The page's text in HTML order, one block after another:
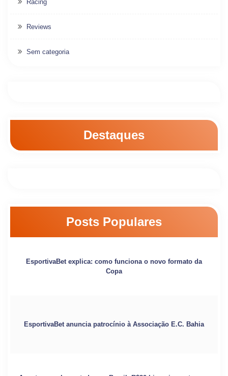
Racing
Reviews
Sem categoria
Destaques
Posts Populares
EsportivaBet explica: como funciona o novo formato da
Copa
EsportivaBet anuncia patrocínio à Associação E.C. Bahia